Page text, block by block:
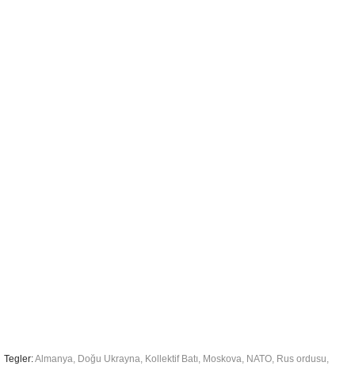
Tegler:Almanya, Doğu Ukrayna, Kollektif Batı, Moskova, NATO, Rus ordusu,